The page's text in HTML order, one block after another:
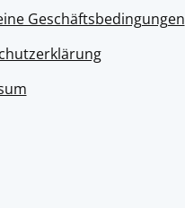
Geschäftsbedingungen